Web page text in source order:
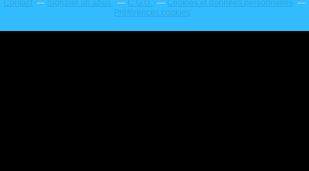
Contact
Signaler un abus C.G.U.
Cookies et données personnelles
Préférences cookies